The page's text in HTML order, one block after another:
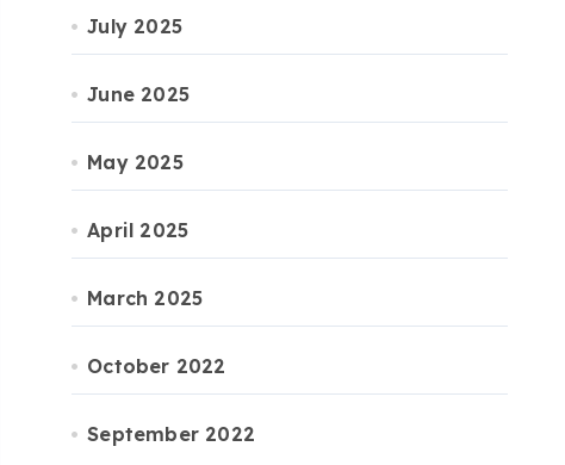
July 2025
June 2025
May 2025
April 2025
March 2025
October 2022
September 2022